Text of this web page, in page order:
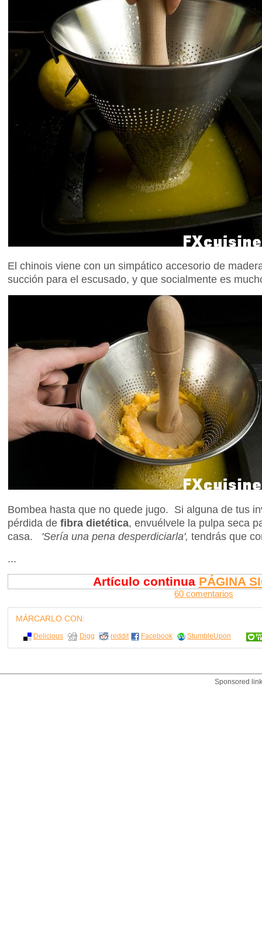
El chinois viene con un simpático accesorio de
succión para el escusado, y que socialmente es
Bombea hasta que no quede jugo. Si alguna de tus
pérdida de fibra dietética, envuélvele la pulpa seca
casa. 'Sería una pena desperdiciarla', tendrás que
...
Artículo continua PÁGINA
60 comentarios
MÁRCARLO CON:
Delicious Digg reddit Facebook StumbleUpon
Sponsored